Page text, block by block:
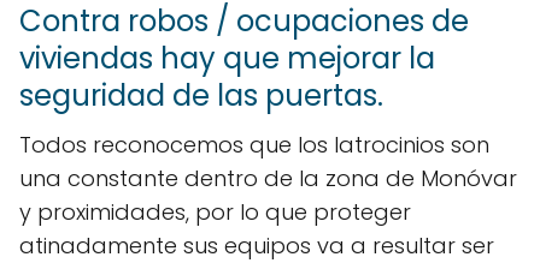
Contra robos / ocupaciones de
viviendas hay que mejorar la
seguridad de las puertas.
Todos reconocemos que los latrocinios son
una constante dentro de la zona de Monóvar
y proximidades, por lo que proteger
atinadamente sus equipos va a resultar ser